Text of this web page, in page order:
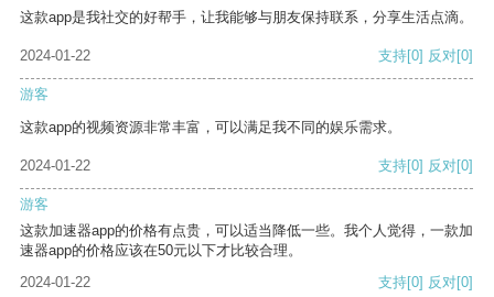
这款app是我社交的好帮手，让我能够与朋友保持联系，分享生活点滴。
2024-01-22 支持[0] 反对[0]
游客
这款app的视频资源非常丰富，可以满足我不同的娱乐需求。
2024-01-22 支持[0] 反对[0]
游客
这款加速器app的价格有点贵，可以适当降低一些。我个人觉得，一款加
速器app的价格应该在50元以下才比较合理。
2024-01-22
支持[0] 反对[0]